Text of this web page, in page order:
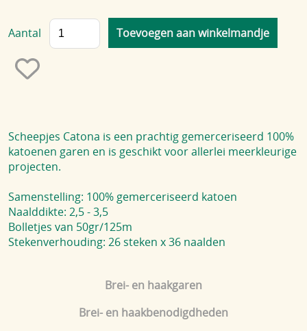
Brei- en haakgaren
Brei- en haakbenodigdheden
Aantal
Scheepjes Catona is een prachtig gemerceriseerd 100%
katoenen garen en is geschikt voor allerlei meerkleurige
projecten.
Samenstelling: 100% gemerceriseerd katoen
Naalddikte: 2,5 - 3,5
Bolletjes van 50gr/125m
Stekenverhouding: 26 steken x 36 naalden